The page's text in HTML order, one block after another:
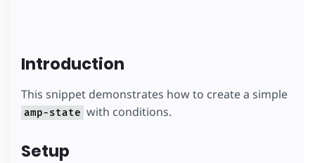
Introduction
This snippet demonstrates how to create a simple
amp-state with conditions.
Setup